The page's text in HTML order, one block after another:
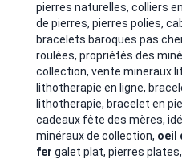
pierres naturelles, colliers
de pierres, pierres polies,
bracelets baroques pas
roulées, propriétés des
collection, vente mineraux
lithotherapie en ligne,
lithotherapie, bracelet en
cadeaux fête des mères,
minéraux de collection, oeil
fer galet plat, pierres